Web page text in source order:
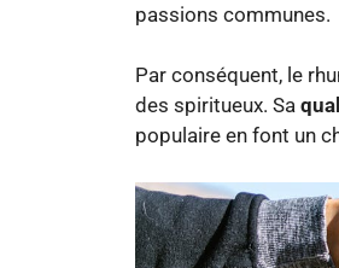
passions communes.
Par conséquent, le
des spiritueux. Sa
populaire en font un